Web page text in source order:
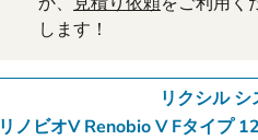
します！
リクシル
リノビオV Renobio V Fタイプ